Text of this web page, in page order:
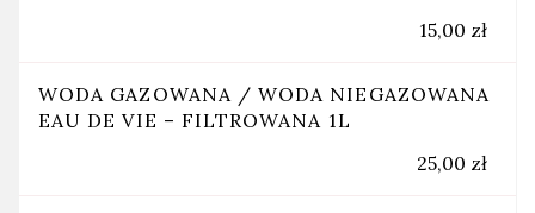
15,00 zł
WODA GAZOWANA / WODA NIEGAZOWANA
EAU DE VIE – FILTROWANA 1L
25,00 zł